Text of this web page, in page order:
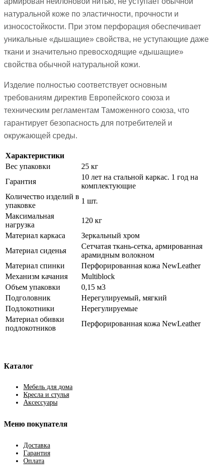
натуральной коже по эластичности, прочности и
износостойкости. При этом перфорация обеспечивает
уникальные «дышащие» свойства, не уступающие даже
ткани и значительно превосходящие «дышащие»
свойства обычной натуральной кожи.
Изделие полностью соответствует основным
требованиям директив Европейского союза и
техническим регламентам Таможенного союза, что
гарантирует безопасность для потребителей и
окружающей среды.
Характеристики
Вес упаковки
25 кг
Гарантия
10 лет на стальной каркас. 1 год на
комплектующие
Количество изделий в
упаковке
1 шт.
Максимальная
нагрузка
120 кг
Материал каркаса
Зеркальный хром
Материал сиденья
Сетчатая ткань-сетка, армированная
арамидным волокном
Материал спинки
Перфорированная кожа NewLeather
Механизм качания
Multiblock
Объем упаковки
0,15 м3
Подголовник
Нерегулируемый, мягкий
Подлокотники
Нерегулируемые
Материал обивки
подлокотников
Перфорированная кожа NewLeather
Каталог
Мебель для дома
Кресла и стулья
Аксессуары
Меню покупателя
Доставка
Гарантия
Оплата